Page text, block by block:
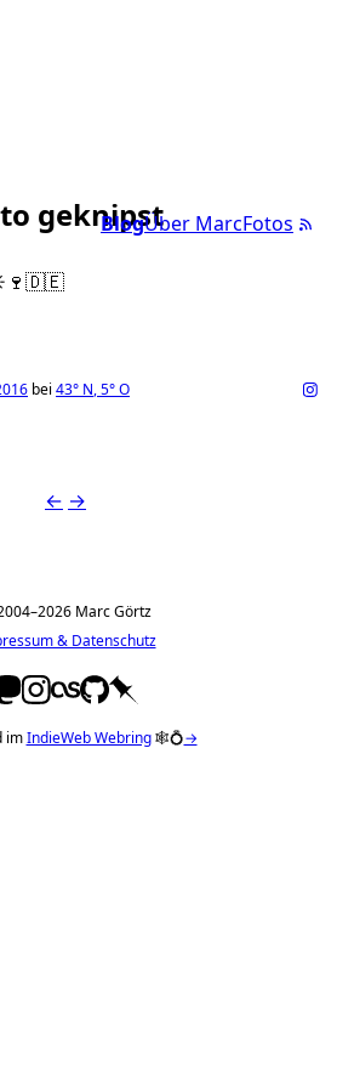
BlogÜber MarcFotos
geknipst
bei 43° N,5°O
← →
Marc Görtz
& Datenschutz
imIndieWeb Webring🕸💍→